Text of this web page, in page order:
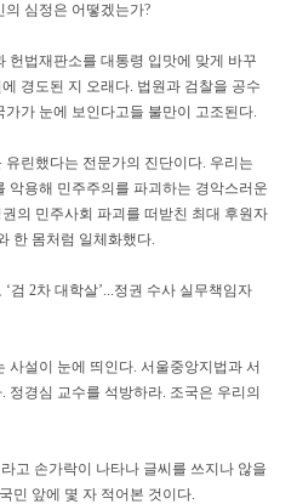
심정은 어떻겠는가?
헌법재판소를 대통령 입맛에 맞게 바꾸
경도된 지 오래다. 법원과 검찰을 공수
가 눈에 보인다고들 불만이 고조된다.
린했다는 전문가의 진단이다. 우리는
악용해 민주주의를 파괴하는 경악스러운
의 민주사회 파괴를 떠받친 최대 후원자
한 몸처럼 일체화했다.
검 2차 대학살’...정권 수사 실무책임자
사설이 눈에 띄인다. 서울중앙지법과 서
경심 교수를 석방하라. 조국은 우리의
고 손가락이 나타나 글씨를 쓰지나 않을
민 앞에 몇 자 적어본 것이다.